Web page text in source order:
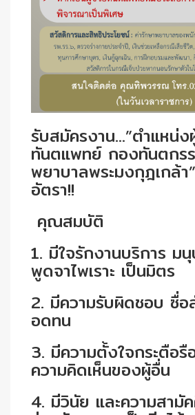
รับสมัครงาน…”ตำแหน่ง
ทันตแพทย์ กองทันตกร
พยาบาลพระมงกุฎเกล้า
อัตรา!!
คุณสมบัติ
1. มีใจรักงานบริการ ม
พูดจาไพเราะ เป็นมิตร
2. มีความรับผิดชอบ ซื่
อดทน
3. มีความตั้งใจกระตือ
ความคิดเห็นของผู้อื่น
4. มีวินัย และความสามั